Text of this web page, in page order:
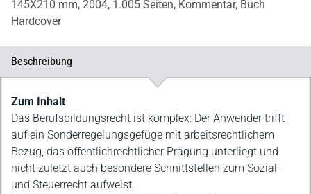
145X210 mm, 2004, 1.005 Seiten, Kommentar, Buch
Hardcover
Beschreibung
Beschreibung
Zum Inhalt
Das Berufsbildungsrecht ist komplex: Der Anwender trifft
auf ein Sonderregelungsgefüge mit arbeitsrechtlichem
Bezug, das öffentlichrechtlicher Prägung unterliegt und
nicht zuletzt auch besondere Schnittstellen zum Sozial-
und Steuerrecht aufweist.